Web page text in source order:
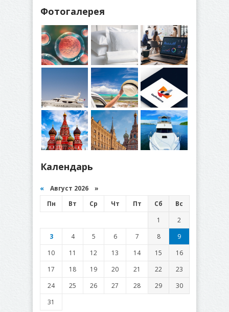
Фотогалерея
Календарь
« Август 2026 »
Пн
Вт Ср Чт Пт Сб
Вс
1
2
3
4 5 6 7 8
9
10
11 12 13 14 15
16
17
18 19 20 21 22
23
24
25 26 27 28 29
30
31